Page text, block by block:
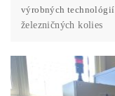
výrobných technológií
železničných kolies